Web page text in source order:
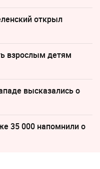
открыл
взрослым детям
высказались о
35 000 напомнили о